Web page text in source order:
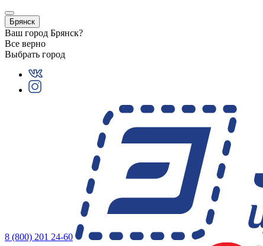
Брянск
Ваш город Брянск?
Все верно
Выбрать город
8 (800) 201 24-60